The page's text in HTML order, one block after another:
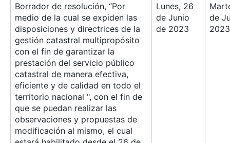
Borrador de resolución, “Por
medio de la cual se expiden las
disposiciones y directrices de la
gestión catastral multipropósito
con el fin de garantizar la
prestación del servicio público
catastral de manera efectiva,
eficiente y de calidad en todo el
territorio nacional ", con el fin de
que se puedan realizar las
observaciones y propuestas de
modificación al mismo, el cual
Lunes, 26
de Junio
de 2023
de
2023